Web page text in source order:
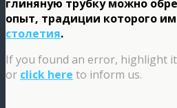
глиняную трубку можно
опыт, традиции которого
столетия.
If you found an error, highlight
or click here to inform us.